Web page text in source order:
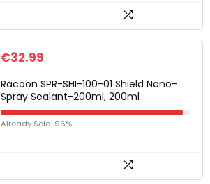
€32.99
Racoon SPR-SHI-100-01 Shield Nano-
Spray Sealant-200ml, 200ml
Already Sold: 96%